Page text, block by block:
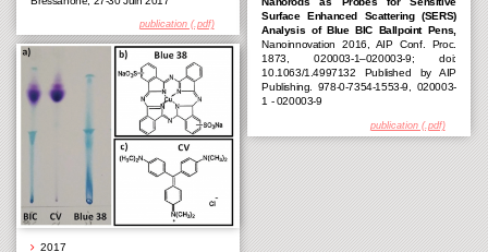
publication (.pdf)
Surface Enhanced Scattering (SERS)
Analysis of Blue BIC Ballpoint Pens,
Nanoinnovation 2016, AIP Conf. Proc.
1873, 020003-1–020003-9; doi:
10.1063/1.4997132 Published by AIP
Publishing. 978-0-7354-1553-9, 020003-
1 - 020003-9
publication (.pdf)
2017